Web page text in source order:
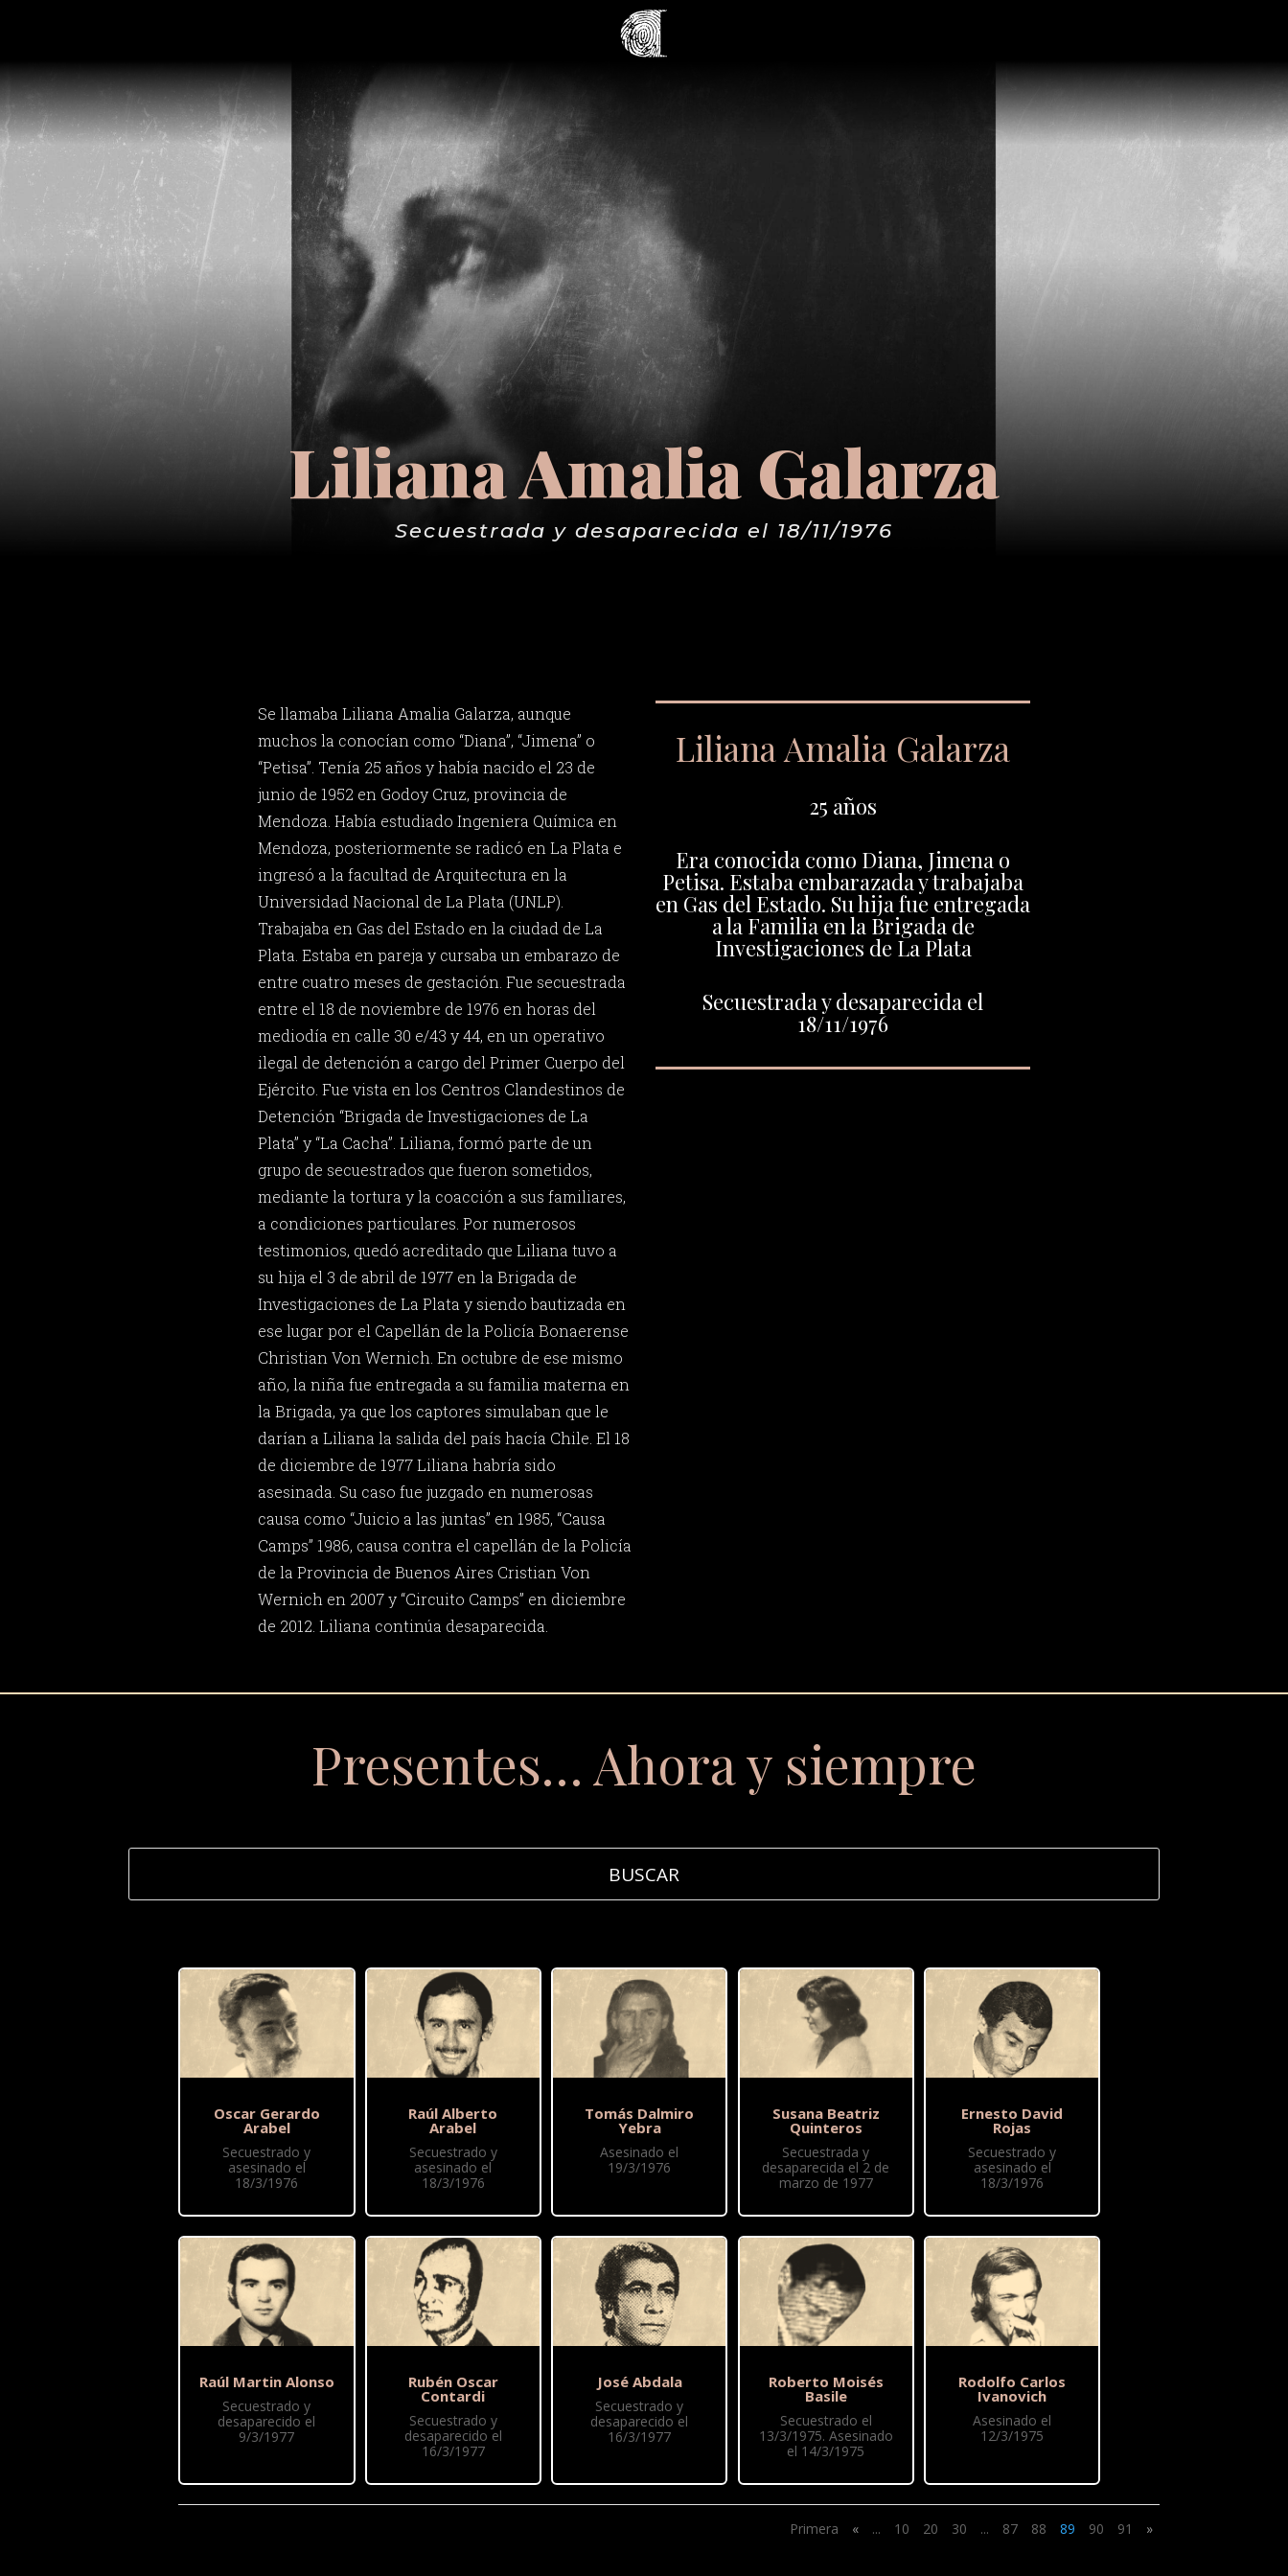
Liliana Amalia Galarza
Secuestrada y desaparecida el 18/11/1976
Se llamaba Liliana Amalia Galarza, aunque
muchos la conocían como “Diana”, “Jimena” o
“Petisa”. Tenía 25 años y había nacido el 23 de
junio de 1952 en Godoy Cruz, provincia de
Mendoza. Había estudiado Ingeniera Química en
Mendoza, posteriormente se radicó en La Plata e
ingresó a la facultad de Arquitectura en la
Universidad Nacional de La Plata (UNLP).
Trabajaba en Gas del Estado en la ciudad de La
Plata. Estaba en pareja y cursaba un embarazo de
entre cuatro meses de gestación. Fue secuestrada
entre el 18 de noviembre de 1976 en horas del
mediodía en calle 30 e/43 y 44, en un operativo
ilegal de detención a cargo del Primer Cuerpo del
Ejército. Fue vista en los Centros Clandestinos de
Detención “Brigada de Investigaciones de La
Plata” y “La Cacha”. Liliana, formó parte de un
grupo de secuestrados que fueron sometidos,
mediante la tortura y la coacción a sus familiares,
a condiciones particulares. Por numerosos
testimonios, quedó acreditado que Liliana tuvo a
su hija el 3 de abril de 1977 en la Brigada de
Investigaciones de La Plata y siendo bautizada en
ese lugar por el Capellán de la Policía Bonaerense
Christian Von Wernich. En octubre de ese mismo
año, la niña fue entregada a su familia materna en
la Brigada, ya que los captores simulaban que le
darían a Liliana la salida del país hacía Chile. El 18
de diciembre de 1977 Liliana habría sido
asesinada. Su caso fue juzgado en numerosas
causa como “Juicio a las juntas” en 1985, “Causa
Camps” 1986, causa contra el capellán de la Policía
de la Provincia de Buenos Aires Cristian Von
Wernich en 2007 y “Circuito Camps” en diciembre
de 2012. Liliana continúa desaparecida.
Liliana Amalia Galarza
25 años
Era conocida como Diana, Jimena o
Petisa. Estaba embarazada y trabajaba
en Gas del Estado. Su hija fue entregada
a la Familia en la Brigada de
Investigaciones de La Plata
Secuestrada y desaparecida el
18/11/1976
Presentes… Ahora y siempre
Oscar Gerardo
Arabel
Secuestrado y
asesinado el
18/3/1976
Raúl Martin Alonso
Secuestrado y
desaparecido el
9/3/1977
Raúl Alberto
Arabel
Secuestrado y
asesinado el
18/3/1976
Rubén Oscar
Contardi
Secuestrado y
desaparecido el
16/3/1977
Tomás Dalmiro
Yebra
Asesinado el
19/3/1976
José Abdala
Secuestrado y
desaparecido el
16/3/1977
Susana Beatriz
Quinteros
Secuestrada y
desaparecida el 2 de
marzo de 1977
Roberto Moisés
Basile
Secuestrado el
13/3/1975. Asesinado
el 14/3/1975
Ernesto David
Rojas
Secuestrado y
asesinado el
18/3/1976
Rodolfo Carlos
Ivanovich
Asesinado el
12/3/1975
Primera « ... 10 20 30 ... 87 88 89 90 91 »